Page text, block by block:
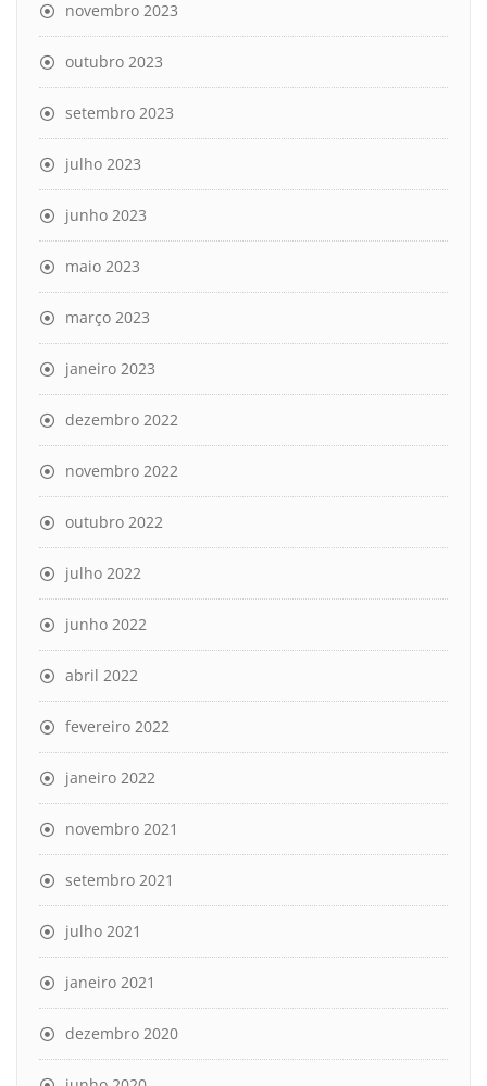
novembro 2023
outubro 2023
setembro 2023
julho 2023
junho 2023
maio 2023
março 2023
janeiro 2023
dezembro 2022
novembro 2022
outubro 2022
julho 2022
junho 2022
abril 2022
fevereiro 2022
janeiro 2022
novembro 2021
setembro 2021
julho 2021
janeiro 2021
dezembro 2020